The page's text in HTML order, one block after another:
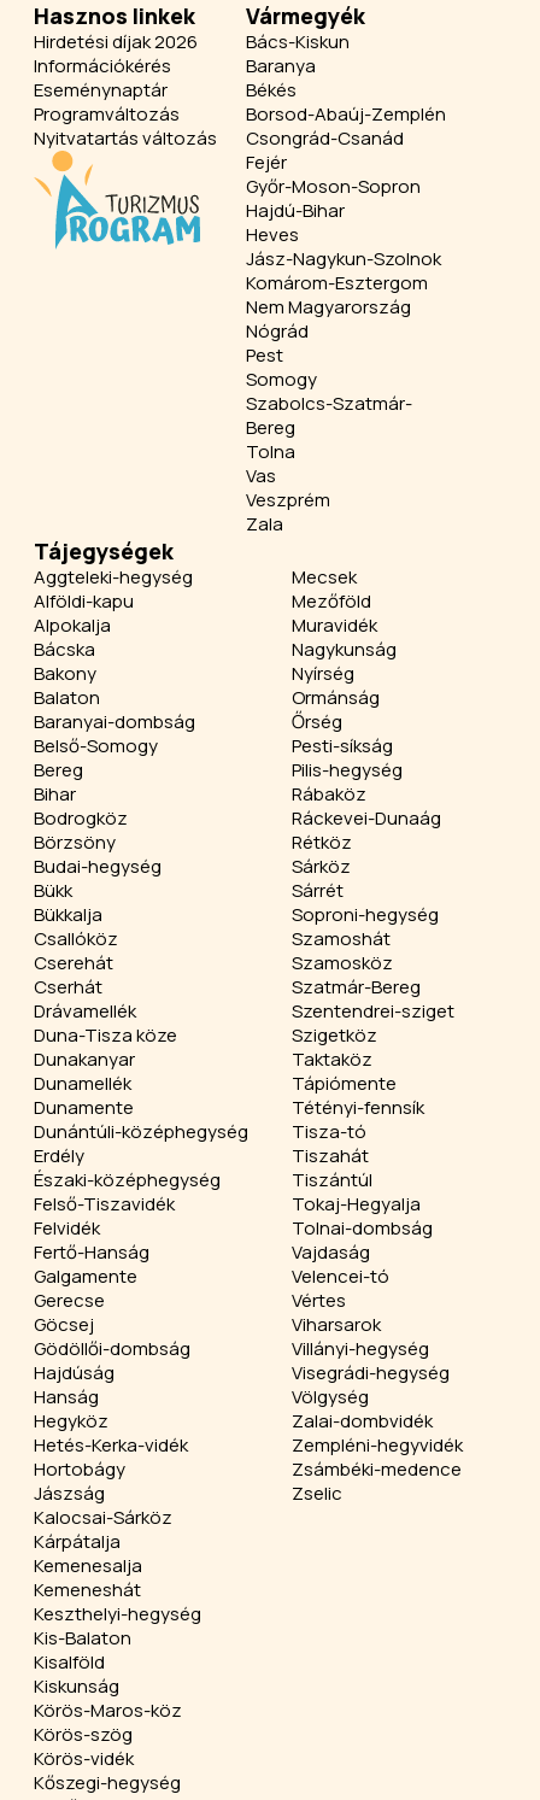
Hasznos linkek
Hirdetési díjak 2026
Információkérés
Eseménynaptár
Programváltozás
Nyitvatartás változás
Vármegyék
Bács-Kiskun
Baranya
Békés
Borsod-Abaúj-Zemplén
Csongrád-Csanád
Fejér
Győr-Moson-Sopron
Hajdú-Bihar
Heves
Jász-Nagykun-Szolnok
Komárom-Esztergom
Nem Magyarország
Nógrád
Pest
Somogy
Szabolcs-Szatmár-
Bereg
Tolna
Vas
Veszprém
Zala
Tájegységek
Aggteleki-hegység
Alföldi-kapu
Alpokalja
Bácska
Bakony
Balaton
Baranyai-dombság
Belső-Somogy
Bereg
Bihar
Bodrogköz
Börzsöny
Budai-hegység
Bükk
Bükkalja
Csallóköz
Cserehát
Cserhát
Drávamellék
Duna-Tisza köze
Dunakanyar
Dunamellék
Dunamente
Dunántúli-középhegység
Erdély
Északi-középhegység
Felső-Tiszavidék
Felvidék
Fertő-Hanság
Galgamente
Gerecse
Göcsej
Gödöllői-dombság
Hajdúság
Hanság
Hegyköz
Hetés-Kerka-vidék
Hortobágy
Jászság
Kalocsai-Sárköz
Kárpátalja
Kemenesalja
Kemeneshát
Keszthelyi-hegység
Kis-Balaton
Kisalföld
Kiskunság
Körös-Maros-köz
Körös-szög
Körös-vidék
Kőszegi-hegység
Mecsek
Mezőföld
Muravidék
Nagykunság
Nyírség
Ormánság
Őrség
Pesti-síkság
Pilis-hegység
Rábaköz
Ráckevei-Dunaág
Rétköz
Sárköz
Sárrét
Soproni-hegység
Szamoshát
Szamosköz
Szatmár-Bereg
Szentendrei-sziget
Szigetköz
Taktaköz
Tápiómente
Tétényi-fennsík
Tisza-tó
Tiszahát
Tiszántúl
Tokaj-Hegyalja
Tolnai-dombság
Vajdaság
Velencei-tó
Vértes
Viharsarok
Villányi-hegység
Visegrádi-hegység
Völgység
Zalai-dombvidék
Zempléni-hegyvidék
Zsámbéki-medence
Zselic